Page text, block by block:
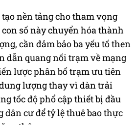
tạo nền tảng cho tham vọng
con số này chuyển hóa thành
cần đảm bảo ba yếu tố then
dẫn quang nối trạm về mạng
lược phân bổ trạm ưu tiên
lượng thay vì dàn trải
tốc độ phổ cập thiết bị đầu
dân cư để tỷ lệ thuê bao thực